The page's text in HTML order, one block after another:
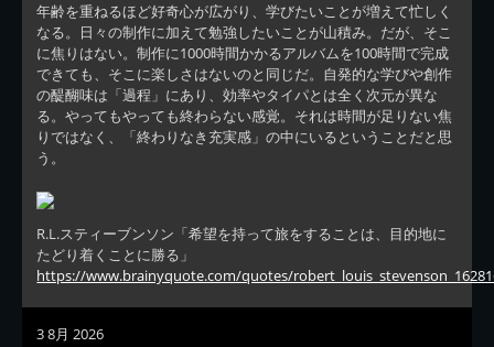
年齢を重ねるほど好奇心が広がり、学びたいことが増えて忙しく
なる。日々の制作に加えて勉強したいことが山積み。だが、そこ
に焦りはない。制作に1000時間かかるアルバムを100時間で完成
できても、そこに楽しさはないのと同じだ。自発的な学びや創作
の醍醐味は「過程」にあり、効率やタイパとは全く次元が異な
る。やってもやっても終わらない感覚。それは時間が足りない焦
りではなく、「終わりなき充実感」の中にいるということだと思
う。
R.L.スティーブンソン「希望を持って旅をすることは、目的地に
たどり着くことに勝る」
https://www.brainyquote.com/quotes/
3 8月 2026